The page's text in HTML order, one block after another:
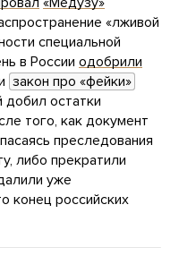
«лживой
специальной
в России одобрили
закон про «фейки»
добил остатки
того, как документ
преследования
либо прекратили
уже
конец российских